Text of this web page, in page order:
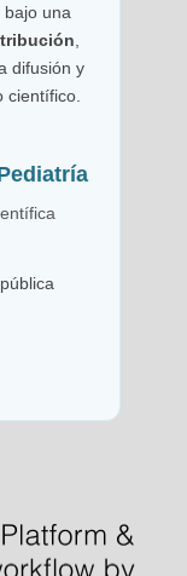
bajo una
difusión y
científico.